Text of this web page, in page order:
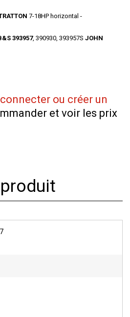
7-18HP horizontal -
393957, 390930, 393957S JOHN
ou créer un
et voir les prix